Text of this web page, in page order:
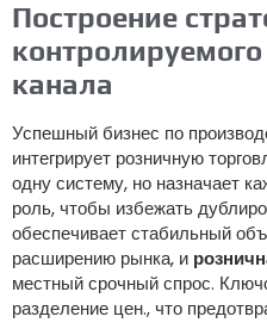
Построение
канала
Успешный бизнес по
интегрирует розничную
одну систему, но назначает
роль, чтобы избежать
обеспечивает стабильный
расширению рынка, и
местный срочный спрос.
разделение цен., что